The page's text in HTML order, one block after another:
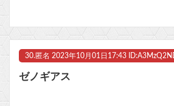
30. 匿名 2023年10月01日17:43
ゼノギアス